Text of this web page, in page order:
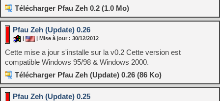
Télécharger Pfau Zeh 0.2 (1.0 Mo)
Pfau Zeh (Update) 0.26
| | Mise à jour : 30/12/2012
Cette mise a jour s'installe sur la v0.2 Cette version est
compatible Windows 95/98 & Windows 2000.
Télécharger Pfau Zeh (Update) 0.26 (86 Ko)
Pfau Zeh (Update) 0.25